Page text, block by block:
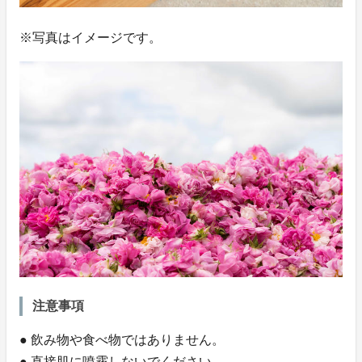
※写真はイメージです。
注意事項
● 飲み物や食べ物ではありません。